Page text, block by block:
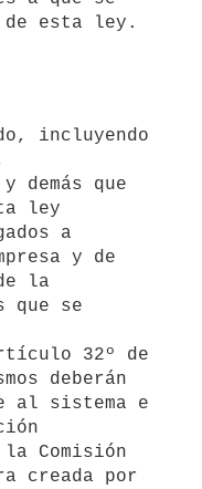
esta ley.
demás que
ley
a
y de
la
que se
32º de
deberán
al sistema e
Comisión
creada por